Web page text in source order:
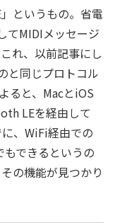
というもの。省電
MIDIメッセージ
れ、以前記事にし
と同じプロトコル
ると、MacとiOS
LEを経由して
、WiFi経由での
できるというの
の機能が見つかり